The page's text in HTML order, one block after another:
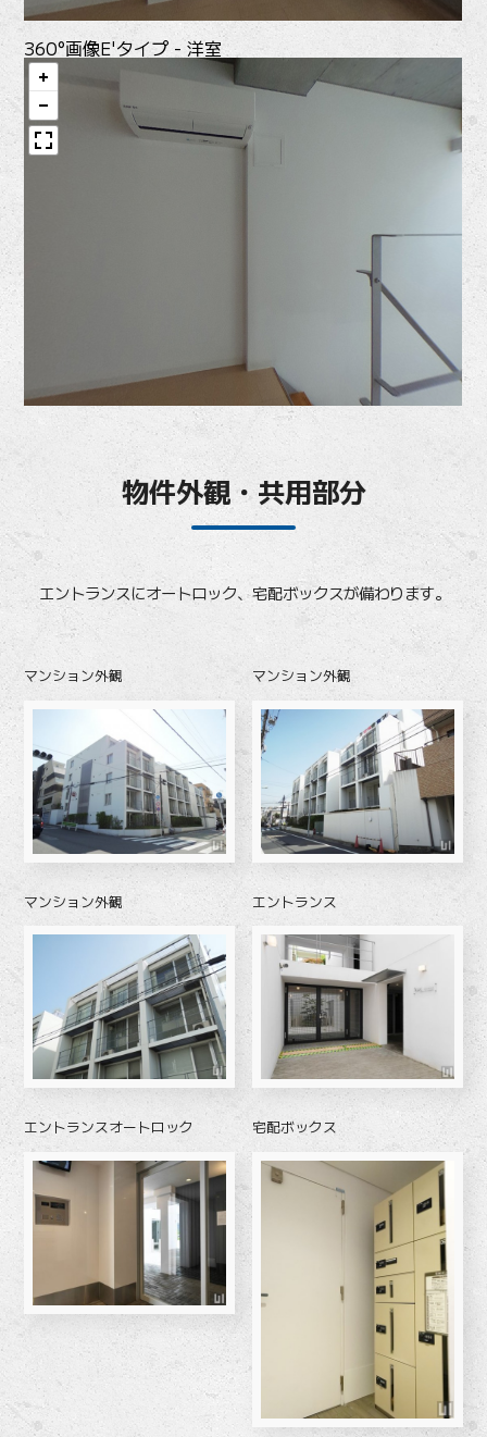
360°画像E'タイプ - 洋室
物件外観・共用部分
エントランスにオートロック、宅配ボックスが備わります。
マンション外観 マンション外観
マンション外観 エントランス
エントランスオートロック 宅配ボックス